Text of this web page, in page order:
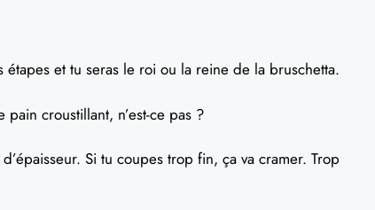
et tu seras le roi ou la reine de la bruschetta.
pain croustillant, n’est-ce pas ?
Si tu coupes trop fin, ça va cramer. Trop